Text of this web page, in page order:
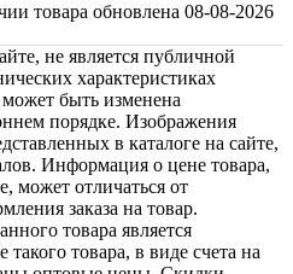
товара обновлена 08-08-2026
не является публичной
характеристиках
может быть изменена
порядке. Изображения
в каталоге на сайте,
Информация о цене товара,
может отличаться от
заказа на товар.
товара является
товара, в виде счета на